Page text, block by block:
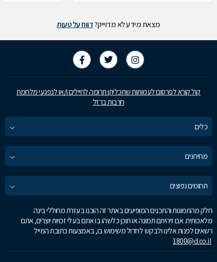
מצאת מידע לא מדוייק?דווח על טעות
קול קורא לפרסום לעמותות שתכליתן תרומה לחיילים ו/או לנפגעי מלחמת
חרבות ברזל
כלים
מחירונים
תחומים נפוצים
חלק מהתמונות והתכנים המופיעים באתר זה הוכנו בעזרת מחוללי בינה
מלאכותית. אם זיהיתם תמונה או תוכן כלשהו בו אתם בעלי זכויות יוצרים, אתם
רשאים לפנות אלינו ולבקש לחדול משימוש בו, באמצעות כתובת המייל
1800@d.co.il